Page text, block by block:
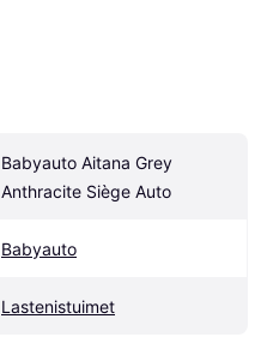
Babyauto Aitana Grey
Anthracite Siège Auto
Babyauto
Lastenistuimet